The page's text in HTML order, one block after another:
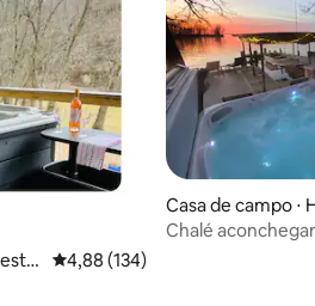
avaliações
4,88 de uma avaliação média de
4,88 (134)
Casa de campo ⋅
Chalé